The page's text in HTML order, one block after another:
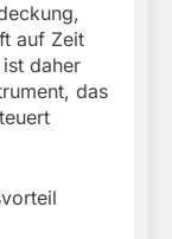
auf Zeit
daher
das